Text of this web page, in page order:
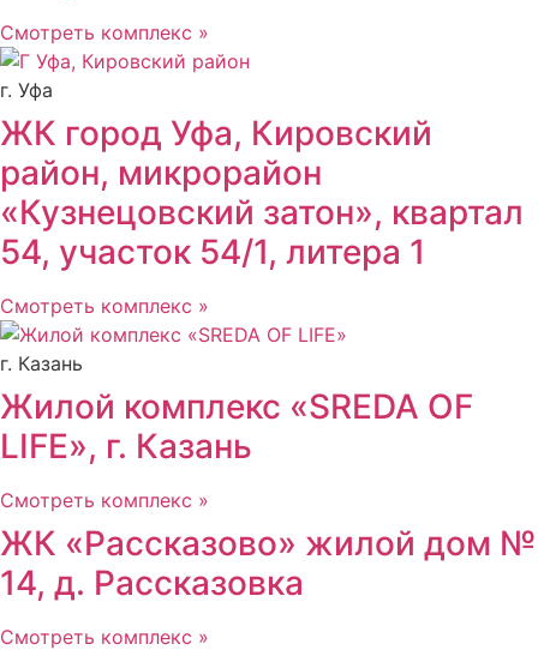
Смотреть комплекс »
г. Уфа
ЖК город Уфа, Кировский
район, микрорайон
«Кузнецовский затон», квартал
54, участок 54/1, литера 1
Смотреть комплекс »
г. Казань
Жилой комплекс «SREDA OF
LIFE», г. Казань
Смотреть комплекс »
ЖК «Рассказово» жилой дом №
14, д. Рассказовка
Смотреть комплекс »